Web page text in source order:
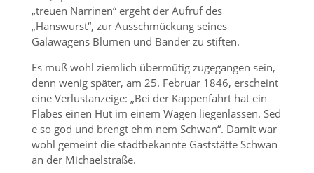
„treuen Närrinen“ ergeht der Aufruf des
„Hanswurst“, zur Ausschmückung sei­nes
Galawagens Blumen und Bänder zu stiften.
Es muß wohl ziemlich übermütig zugegangen sein,
denn wenig später, am 25. Februar 1846, erscheint
eine Verlustanzeige: „Bei der Kappenfahrt hat ein
Flabes einen Hut im einem Wa­gen liegenlassen. Sed
e so god und brengt ehm nem Schwan“. Damit war
wohl gemeint die stadtbekannte Gaststätte Schwan
an der Michaelstraße.